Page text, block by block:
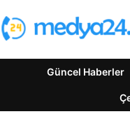
Güncel Haberler